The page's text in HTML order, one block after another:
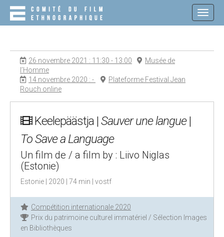
26 novembre 2021 : 11:30 - 13:00
Musée de
l’Homme
14 novembre 2020 : -
Plateforme Festival Jean
Rouch online
Keelepäästja |Sauver une langue|
To Save a Language
Un film de / a film by : Liivo Niglas
(Estonie)
Estonie | 2020 | 74 min | vostf
Compétition internationale 2020
Prix du patrimoine culturel immatériel / Sélection Images
en Bibliothèques